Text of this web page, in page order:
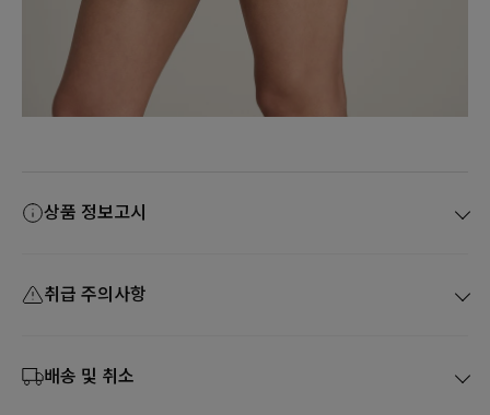
상품 정보고시
취급 주의사항
배송 및 취소